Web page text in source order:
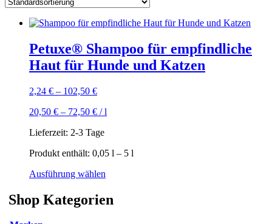
Petuxe® Shampoo für empfindliche
Haut für Hunde und Katzen
2,24 € – 102,50 €
20,50 € – 72,50 € /l
Lieferzeit: 2-3 Tage
Produkt enthält: 0,05 l – 5 l
Ausführung wählen
mehrere
Shop Kategorien